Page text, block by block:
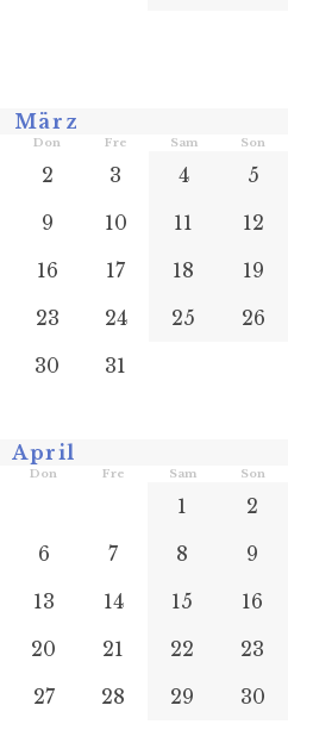
März
Don Fre Sam Son
2 3 4
5
9 10 11
12
16 17 18
19
23 24 25
26
30 31
April
Don Fre Sam Son
1
2
6 7 8
9
13 14 15
16
20 21 22
23
27 28 29 30